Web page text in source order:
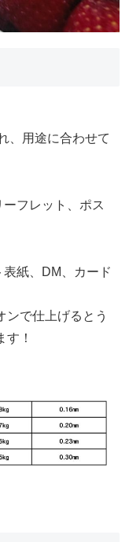
、用途に合わせて
ーフレット、ポス
表紙、DM、カード
ンで仕上げるとう
！